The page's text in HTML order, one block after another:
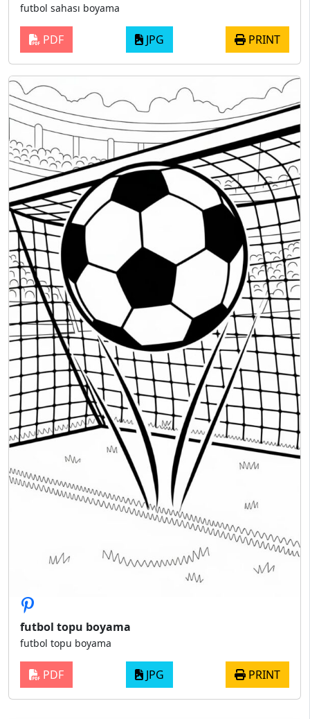
futbol sahası boyama
PDF JPG PRINT
futbol topu boyama
futbol topu boyama
PDF JPG PRINT